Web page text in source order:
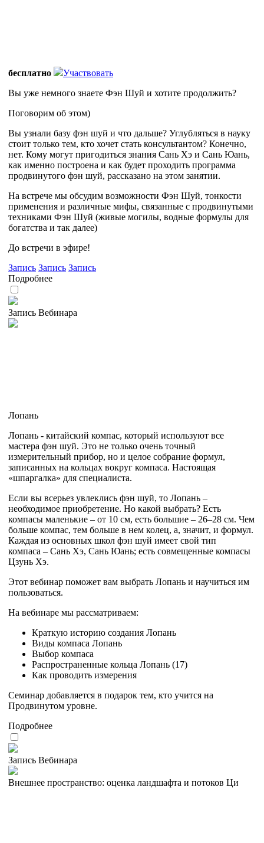
бесплатно
Участвовать
Вы уже немного знаете Фэн Шуй и хотите продолжить?
Поговорим об этом)
Вы узнали базу фэн шуй и что дальше? Углубляться в науку
стоит только тем, кто хочет стать консультантом? Конечно,
нет. Кому могут пригодиться знания Сань Хэ и Сань Юань,
как именно построена и как будет проходить программа
продвинутого фэн шуй, рассказано на этом занятии.
На встрече мы обсудим возможности Фэн Шуй, тонкости
применения и различные мифы, связанные с продвинутыми
техниками Фэн Шуй (живые могилы, водные формулы для
богатства и так далее)
До встречи в эфире!
Запись Запись Запись
Подробнее
Запись Вебинара
Лопань
Лопань - китайский компас, который используют все
мастера фэн шуй. Это не только очень точный
измерительный прибор, но и целое собрание формул,
записанных на кольцах вокруг компаса. Настоящая
«шпаргалка» для специалиста.
Если вы всерьез увлеклись фэн шуй, то Лопань –
необходимое приобретение. Но какой выбрать? Есть
компасы маленькие – от 10 см, есть большие – 26–28 см. Чем
больше компас, тем больше в нем колец, а, значит, и формул.
Каждая из основных школ фэн шуй имеет свой тип
компаса – Сань Хэ, Сань Юань; есть совмещенные компасы
Цзунь Хэ.
Этот вебинар поможет вам выбрать Лопань и научиться им
пользоваться.
На вебинаре мы рассматриваем:
Краткую историю создания Лопань
Виды компаса Лопань
Выбор компаса
Распространенные кольца Лопань (17)
Как проводить измерения
Семинар добавляется в подарок тем, кто учится на
Продвинутом уровне.
Подробнее
Запись Вебинара
Внешнее пространство: оценка ландшафта и потоков Ци